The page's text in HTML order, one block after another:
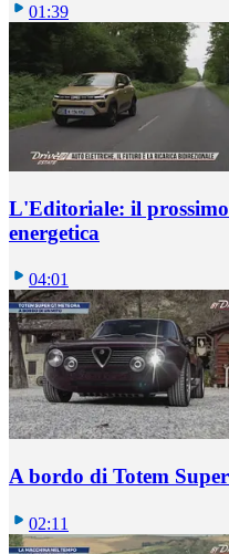
01:39
L'Editoriale: il
energetica
04:01
A bordo di Totem
02:11